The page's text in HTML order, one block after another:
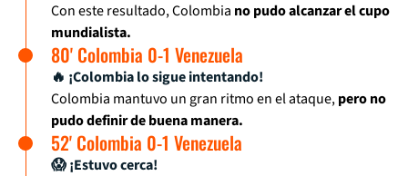
Con este resultado, Colombia no pudo alcanzar el cupo
mundialista.
80' Colombia 0-1 Venezuela
🔥 ¡Colombia lo sigue intentando!
Colombia mantuvo un gran ritmo en el ataque,pero no
pudo definir de buena manera.
52' Colombia 0-1 Venezuela
😱 ¡Estuvo cerca!